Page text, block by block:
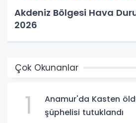
Akdeniz Bölgesi Hava
2026
Çok Okunanlar
1
Anamur'da Kasten
şüphelisi tutuklandı